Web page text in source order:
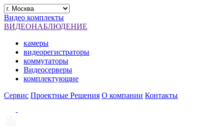
Видео комплекты
ВИДЕОНАБЛЮДЕНИЕ
камеры
видеорегистраторы
коммутаторы
Видеосерверы
комплектующие
Сервис Проектные Решения О компании Контакты